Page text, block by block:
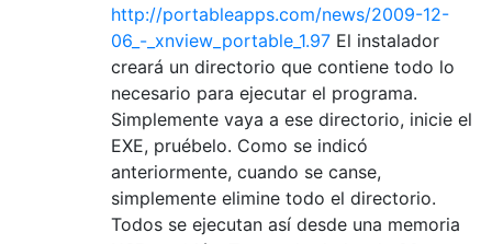
http://portableapps.com/news/2009-12-
06_-_xnview_portable_1.97 El instalador
creará un directorio que contiene todo lo
necesario para ejecutar el programa.
Simplemente vaya a ese directorio, inicie el
EXE, pruébelo. Como se indicó
anteriormente, cuando se canse,
simplemente elimine todo el directorio.
Todos se ejecutan así desde una memoria